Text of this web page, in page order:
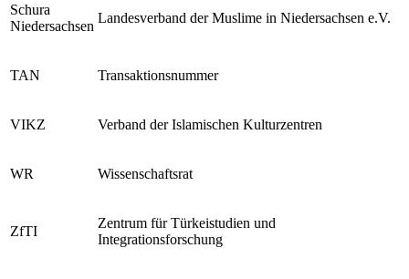
Schura
Niedersachsen
Landesverband der Muslime in Niedersachsen e.V.
TAN Transaktionsnummer
VIKZ Verband der Islamischen Kulturzentren
WR Wissenschaftsrat
ZfTI
Zentrum für Türkeistudien und
Integrationsforschung